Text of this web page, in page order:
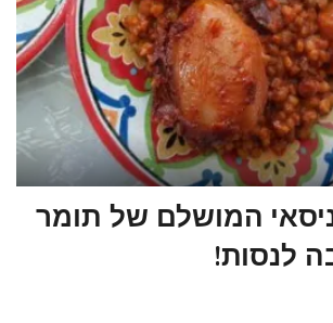
המושלם של תומר
לנסות!